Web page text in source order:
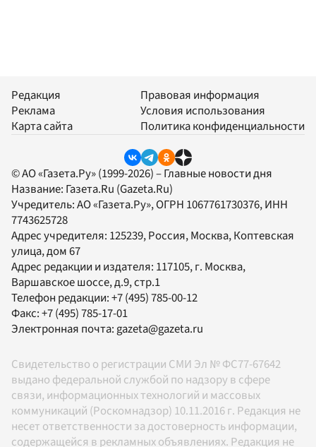
Редакция
Реклама
Карта сайта
Правовая информация
Условия использования
Политика конфиденциальности
© АО «Газета.Ру» (1999-2026) – Главные новости дня
Название: Газета.Ru (Gazeta.Ru)
Учредитель:АО «Газета.Ру», ОГРН 1067761730376, ИНН
7743625728
Адрес учредителя: 125239, Россия, Москва, Коптевская
улица, дом 67
Адрес редакции и издателя: 117105, г. Москва,
Варшавское шоссе, д.9, стр.1
Телефон редакции:+7 (495) 785-00-12
Факс:+7 (495) 785-17-01
Электронная почта: gazeta@gazeta.ru
Свидетельство о регистрации СМИ Эл № ФС77-67642
выдано федеральной службой по надзору в сфере
связи, информационных технологий и массовых
коммуникаций (Роскомнадзор) 10.11.2016 г. Редакция не
несет ответственности за достоверность информации,
содержащейся в рекламных объявлениях. Редакция не